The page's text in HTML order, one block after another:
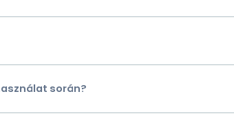
során?